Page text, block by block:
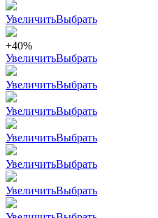
УвеличитьВыбрать
+40%
УвеличитьВыбрать
УвеличитьВыбрать
УвеличитьВыбрать
УвеличитьВыбрать
УвеличитьВыбрать
УвеличитьВыбрать